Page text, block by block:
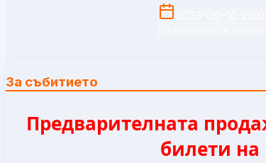
За събитието
Предварителната
билети на